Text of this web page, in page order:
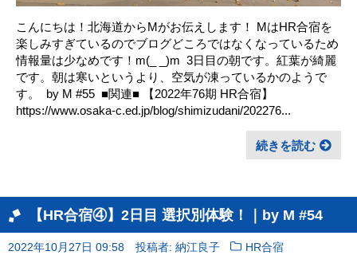
こんにちは！北海道からMがお伝えします！ MはHR合宿を
楽しみすぎているのでブログどころではなくなっているため
情報量は少なめです！m(_ _)m ㅤ 3日目の朝です。紅葉が綺麗
です。朝は寒いというより、空気が凍っているかのようで
す。 ㅤ by M #55 ㅤ ■関連■ 【2022年76期 HR合宿】
https://www.osaka-c.ed.jp/blog/shimizudani/202276...
続きを読む
【HR合宿④】2日目 選択別体験！｜by M #54
2022年10月27日 09:58 投稿者: 納江良子 HR合宿